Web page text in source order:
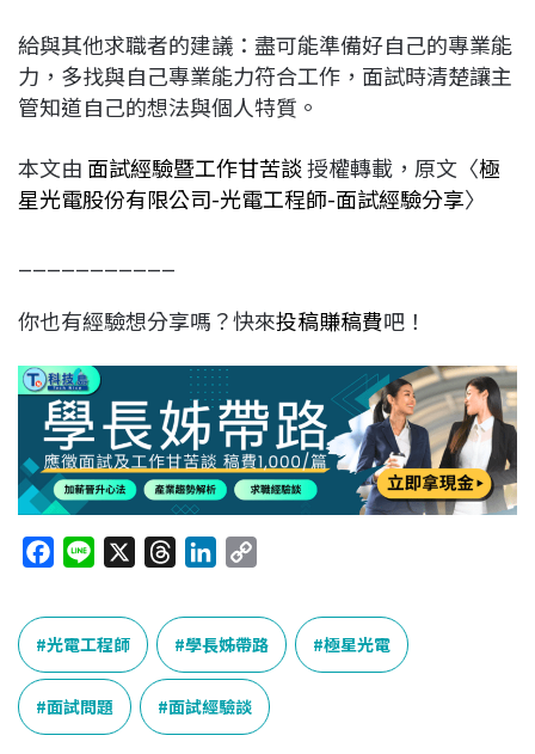
給與其他求職者的建議：盡可能準備好自己的專業能
力，多找與自己專業能力符合工作，面試時清楚讓主
管知道自己的想法與個人特質。
本文由 面試經驗暨工作甘苦談授權轉載，原文〈極
星光電股份有限公司-光電工程師-面試經驗分享〉
你也有經驗想分享嗎？快來投稿賺稿費吧！
c
e
b
o
o
n
e
r
e
a
d
s
n
k
e
d
I
p
y
L
n
光電工程師 學長姊帶路 極星光電
面試問題 面試經驗談